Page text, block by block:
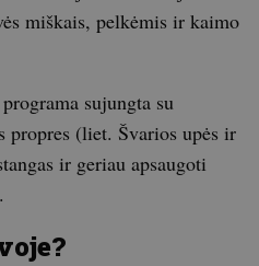
miškais, pelkėmis ir kaimo
sujungta su
propres (liet. Švarios upės ir
ir geriau apsaugoti